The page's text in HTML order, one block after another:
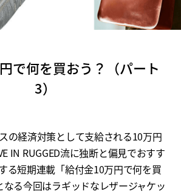
で何を買おう？（パート
3）
の経済対策として支給される10万円
IN RUGGED流に独断と偏見でおすす
る短期連載「給付金10万円で何を買
る今回はラギッドなレザージャケッ